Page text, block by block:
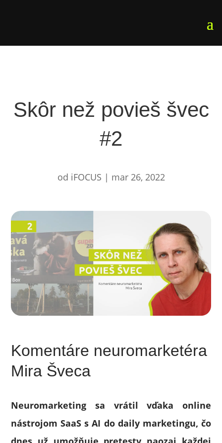
Skôr než povieš švec
#2
od iFOCUS | mar 26, 2022
Komentáre neuromarketéra
Mira Šveca
Neuromarketing sa vrátil vďaka online
nástrojom SaaS s AI do daily marketingu, čo